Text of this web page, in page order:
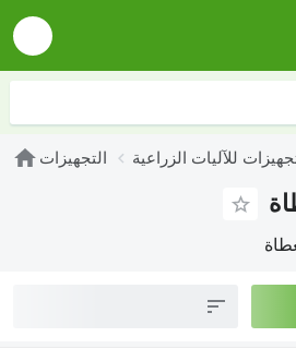
التجهيزات للآليات الزراعية